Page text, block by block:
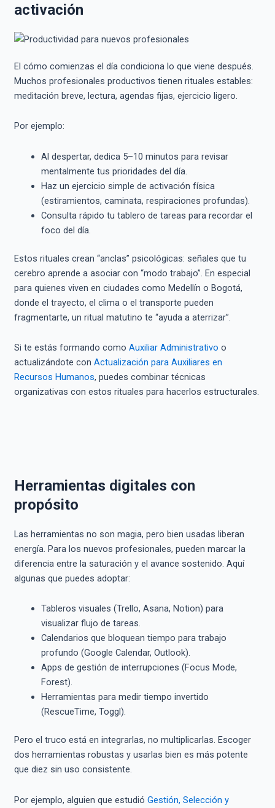
activación
El cómo comienzas el día condiciona lo que viene después.
Muchos profesionales productivos tienen rituales estables:
meditación breve, lectura, agendas fijas, ejercicio ligero.
Por ejemplo:
Al despertar, dedica 5–10 minutos para revisar
mentalmente tus prioridades del día.
Haz un ejercicio simple de activación física
(estiramientos, caminata, respiraciones profundas).
Consulta rápido tu tablero de tareas para recordar el
foco del día.
Estos rituales crean “anclas” psicológicas: señales que tu
cerebro aprende a asociar con “modo trabajo”. En especial
para quienes viven en ciudades como Medellín o Bogotá,
donde el trayecto, el clima o el transporte pueden
fragmentarte, un ritual matutino te “ayuda a aterrizar”.
Si te estás formando como Auxiliar Administrativo o
actualizándote con Actualización para Auxiliares en
Recursos Humanos, puedes combinar técnicas
organizativas con estos rituales para hacerlos estructurales.
Herramientas digitales con
propósito
Las herramientas no son magia, pero bien usadas liberan
energía. Para los nuevos profesionales, pueden marcar la
diferencia entre la saturación y el avance sostenido. Aquí
algunas que puedes adoptar:
Tableros visuales (Trello, Asana, Notion) para
visualizar flujo de tareas.
Calendarios que bloquean tiempo para trabajo
profundo (Google Calendar, Outlook).
Apps de gestión de interrupciones (Focus Mode,
Forest).
Herramientas para medir tiempo invertido
(RescueTime, Toggl).
Pero el truco está en integrarlas, no multiplicarlas. Escoger
dos herramientas robustas y usarlas bien es más potente
que diez sin uso consistente.
Por ejemplo, alguien que estudió Gestión, Selección y